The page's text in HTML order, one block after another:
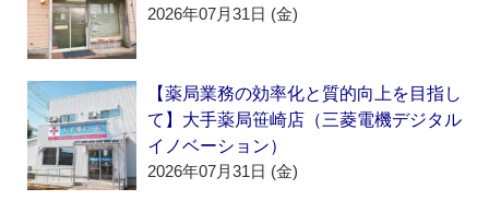
2026年07月31日 (金)
【薬局業務の効率化と質的向上を目指し
て】大手薬局笹崎店（三菱電機デジタル
イノベーション）
2026年07月31日 (金)